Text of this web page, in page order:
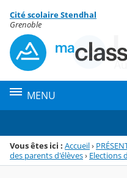
Menu de la rubrique
Contenu
Cité scolaire Stendhal
Grenoble
MENU
Vous êtes ici : Accueil›
des parents d'élèves› Elections